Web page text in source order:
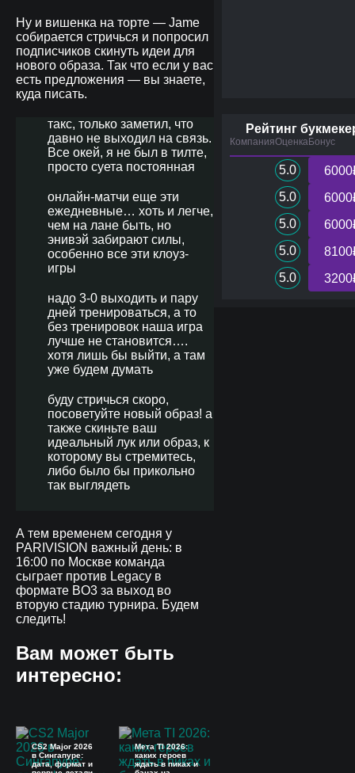
Ну и вишенка на торте — Jame
собирается стричься и попросил
подписчиков скинуть идеи для
нового образа. Так что если у вас
есть предложения — вы знаете,
куда писать.
такс, только заметил, что
давно не выходил на связь.
Все окей, я не был в тилте,
просто суета постоянная
онлайн-матчи еще эти
ежедневные… хоть и легче,
чем на лане быть, но
энивэй забирают силы,
особенно все эти клоуз-
игры
надо 3-0 выходить и пару
дней тренироваться, а то
без тренировок наша игра
лучше не становится….
хотя лишь бы выйти, а там
уже будем думать
буду стричься скоро,
посоветуйте новый образ! а
также скиньте ваш
идеальный лук или образ, к
которому вы стремитесь,
либо было бы прикольно
так выглядеть
А тем временем сегодня у
PARIVISION важный день: в
16:00 по Москве команда
сыграет против Legacy в
формате BO3 за выход во
вторую стадию турнира. Будем
следить!
Вам может быть
интересно:
CS2 Major 2026
в Сингапуре:
дата, формат и
Мета TI 2026:
каких героев
ждать в пиках и
Рейтинг
КомпанияОценкаБонус
5.0
5.0
5.0
5.0
5.0